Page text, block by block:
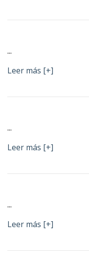
...
Leer más [+]
...
Leer más [+]
...
Leer más [+]